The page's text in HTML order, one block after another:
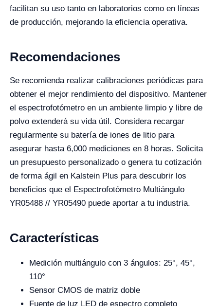
facilitan su uso tanto en laboratorios como en líneas
de producción, mejorando la eficiencia operativa.
Recomendaciones
Se recomienda realizar calibraciones periódicas para
obtener el mejor rendimiento del dispositivo. Mantener
el espectrofotómetro en un ambiente limpio y libre de
polvo extenderá su vida útil. Considera recargar
regularmente su batería de iones de litio para
asegurar hasta 6,000 mediciones en 8 horas. Solicita
un presupuesto personalizado o genera tu cotización
de forma ágil en Kalstein Plus para descubrir los
beneficios que el Espectrofotómetro Multiángulo
YR05488 // YR05490 puede aportar a tu industria.
Características
Medición multiángulo con 3 ángulos: 25°, 45°,
110°
Sensor CMOS de matriz doble
Fuente de luz LED de espectro completo